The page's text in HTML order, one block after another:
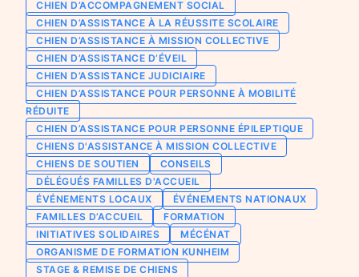
Chien d’assistance pour personne
épileptique
CHIENS À MISSION COLLECTIVE
Chien d’assistance d’accompagnement
social
Chien d’assistance à la réussite scolaire
Chien d’assistance judiciaire
Je deviens mécène ou partenaire
Ils nous soutiennent
Je m’engage / j’engage mes collaborateurs
Je lance une collecte
J’engage mes clients
CHIEN D’ACCOMPAGNEMENT SOCIAL
CHIEN D’ASSISTANCE À LA RÉUSSITE SCOLAIRE
CHIEN D’ASSISTANCE À MISSION COLLECTIVE
CHIEN D’ASSISTANCE D’ÉVEIL
CHIEN D’ASSISTANCE JUDICIAIRE
CHIEN D’ASSISTANCE POUR PERSONNE À MOBILITÉ
RÉDUITE
CHIEN D’ASSISTANCE POUR PERSONNE ÉPILEPTIQUE
CHIENS D'ASSISTANCE À MISSION COLLECTIVE
CHIENS DE SOUTIEN
CONSEILS
DÉLÉGUÉS FAMILLES D'ACCUEIL
ÉVÉNEMENTS LOCAUX
ÉVÉNEMENTS NATIONAUX
FAMILLES D’ACCUEIL
FORMATION
INITIATIVES SOLIDAIRES
MÉCÉNAT
ORGANISME DE FORMATION KUNHEIM
STAGE & REMISE DE CHIENS